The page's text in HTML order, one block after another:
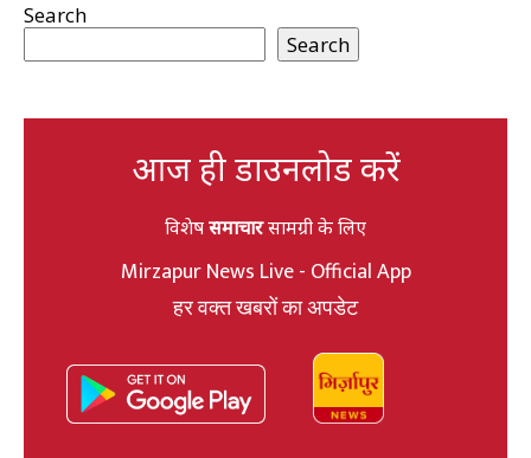
Search
Search
आज ही डाउनलोड करें
विशेषसमाचारसामग्री के लिए
Mirzapur News Live - Official App
हर वक्त खबरों का अपडेट